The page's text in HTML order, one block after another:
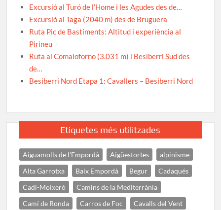
Excursió al Turó de l’Home i les Agudes des de…
Excursió al Taga (2040 m) des de Bruguera
Ruta Pic de Bastiments: Altitud i experiència al
Pirineu
Ruta al Comaloforno (3.031 m) i Besiberri Sud des
de…
Besiberri Nord Etapa 1: Cavallers – Besiberri Nord
Etiquetes més utilitzades
Aiguamolls de l'Empordà Aigüestortes
alpinisme
Alta Garrotxa
Baix Empordà Begur
Cadaqués
Cadí-Moixeró
Camins de la Mediterrània
Camí de Ronda
Carros de Foc
Cavalls del Vent